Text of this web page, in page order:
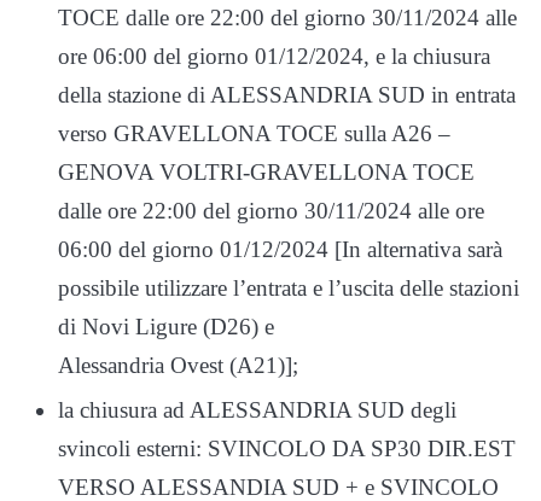
TOCE dalle ore 22:00 del giorno 30/11/2024 alle
ore 06:00 del giorno 01/12/2024, e la chiusura
della stazione di ALESSANDRIA SUD in entrata
verso GRAVELLONA TOCE sulla A26 –
GENOVA VOLTRI-GRAVELLONA TOCE
dalle ore 22:00 del giorno 30/11/2024 alle ore
06:00 del giorno 01/12/2024 [In alternativa sarà
possibile utilizzare l’entrata e l’uscita delle stazioni
di Novi Ligure (D26) e
Alessandria Ovest (A21)];
la chiusura ad ALESSANDRIA SUD degli
svincoli esterni: SVINCOLO DA SP30 DIR.EST
VERSO ALESSANDIA SUD + e SVINCOLO